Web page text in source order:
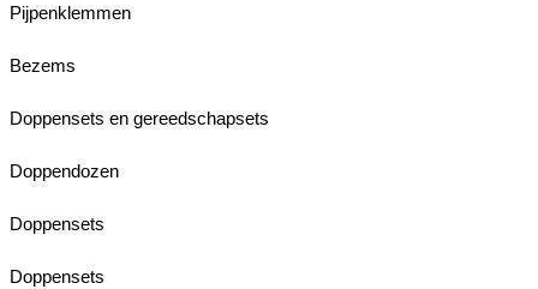
Pijpenklemmen
Bezems
Doppensets en gereedschapsets
Doppendozen
Doppensets
Doppensets